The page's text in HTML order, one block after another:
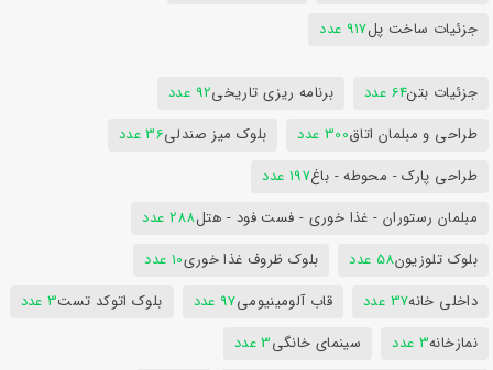
جزئیات ساخت پل917 عدد
جزئیات بتن64 عدد برنامه ریزی تاریخی92 عدد
طراحی و مبلمان اتاق300 عدد بلوک میز صندلی36 عدد
طراحی پارک - محوطه - باغ197 عدد
مبلمان رستوران - غذا خوری - فست فود - هتل288 عدد
بلوک تلوزیون58 عدد بلوک ظروف غذا خوری10 عدد
داخلی خانه37 عدد قاب آلومینیومی97 عدد بلوک اتوکد تست3 عدد
نمازخانه3 عدد سینمای خانگی3 عدد